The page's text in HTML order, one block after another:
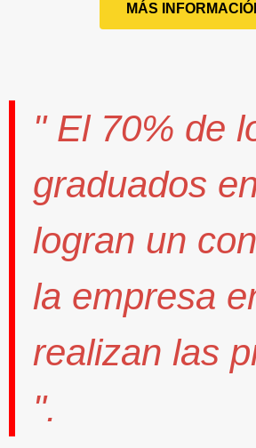
MÁS
" El 70% de
graduados
logran un
la empresa
realizan las
".